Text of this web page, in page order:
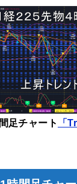
足チャート 「